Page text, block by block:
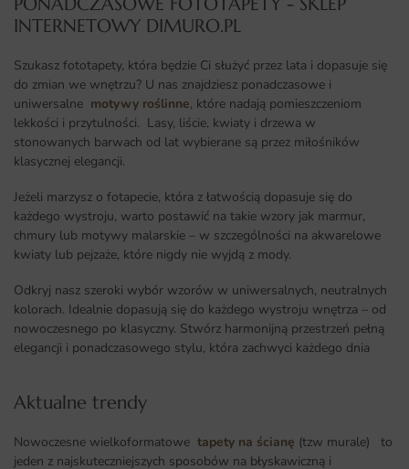
INTERNETOWY DIMURO.PL​
Szukasz fototapety, która będzie Ci służyć przez lata i dopasuje się
do zmian we wnętrzu? U nas znajdziesz ponadczasowe i
uniwersalne motywy roślinne, które nadają pomieszczeniom
lekkości i przytulności. Lasy, liście, kwiaty i drzewa w
stonowanych barwach od lat wybierane są przez miłośników
klasycznej elegancji.
Jeżeli marzysz o fotapecie, która z łatwością dopasuje się do
każdego wystroju, warto postawić na takie wzory jak marmur,
chmury lub motywy malarskie – w szczególności na akwarelowe
kwiaty lub pejzaże, które nigdy nie wyjdą z mody.
Odkryj nasz szeroki wybór wzorów w uniwersalnych, neutralnych
kolorach. Idealnie dopasują się do każdego wystroju wnętrza – od
nowoczesnego po klasyczny. Stwórz harmonijną przestrzeń pełną
elegancji i ponadczasowego stylu, która zachwyci każdego dnia
Aktualne trendy​
Nowoczesne wielkoformatowe tapety na ścianę (tzw murale) to
jeden z najskuteczniejszych sposobów na błyskawiczną i